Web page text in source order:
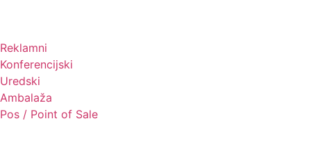
Reklamni
Konferencijski
Uredski
Ambalaža
Pos / Point of Sale